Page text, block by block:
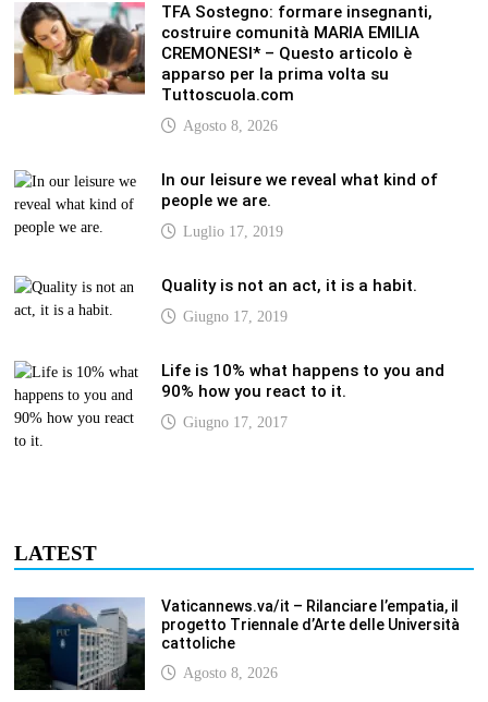
TFA Sostegno: formare insegnanti,
costruire comunità MARIA EMILIA
CREMONESI* – Questo articolo è
apparso per la prima volta su
Tuttoscuola.com
Agosto 8, 2026
In our leisure we reveal what kind of
people we are.
Luglio 17, 2019
Quality is not an act, it is a habit.
Giugno 17, 2019
Life is 10% what happens to you and
90% how you react to it.
Giugno 17, 2017
LATEST
Vaticannews.va/it – Rilanciare l’empatia, il
progetto Triennale d’Arte delle Università
cattoliche
Agosto 8, 2026